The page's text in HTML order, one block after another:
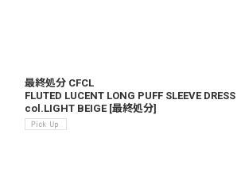
最終処分 CFCL
FLUTED LUCENT LONG PUFF SLEEVE DRESS
col.LIGHT BEIGE [最終処分]